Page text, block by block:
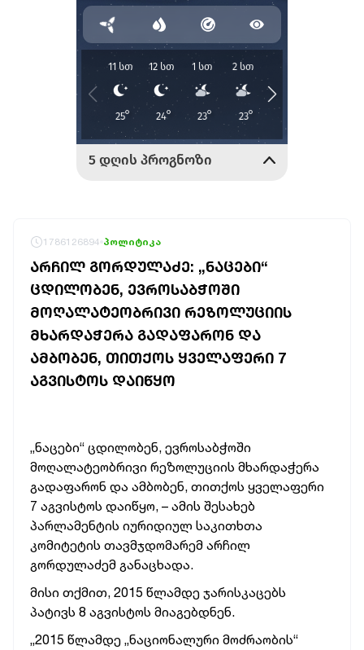
1786126894 პოლიტიკა
ᲐᲠᲩᲘᲚ ᲒᲝᲠᲓᲣᲚᲐᲫᲔ: „ᲜᲐᲪᲔᲑᲘ“
ᲪᲓᲘᲚᲝᲑᲔᲜ, ᲔᲕᲠᲝᲡᲐᲑᲭᲝᲨᲘ
ᲛᲝᲦᲐᲚᲐᲢᲔᲝᲑᲠᲘᲕᲘ ᲠᲔᲖᲝᲚᲣᲪᲘᲘᲡ
ᲛᲮᲐᲠᲓᲐᲭᲔᲠᲐ ᲒᲐᲓᲐᲤᲐᲠᲝᲜ ᲓᲐ
ᲐᲛᲑᲝᲑᲔᲜ, ᲗᲘᲗᲥᲝᲡ ᲧᲕᲔᲚᲐᲤᲔᲠᲘ 7
ᲐᲒᲕᲘᲡᲢᲝᲡ ᲓᲐᲘᲬᲧᲝ
„ნაცები“ ცდილობენ, ევროსაბჭოში
მოღალატეობრივი რეზოლუციის მხარდაჭერა
გადაფარონ და ამბობენ, თითქოს ყველაფერი
7 აგვისტოს დაიწყო, – ამის შესახებ
პარლამენტის იურიდიულ საკითხთა
კომიტეტის თავმჯდომარემ არჩილ
გორდულაძემ განაცხადა.
მისი თქმით, 2015 წლამდე ჯარისკაცებს
პატივს 8 აგვისტოს მიაგებდნენ.
„2015 წლამდე „ნაციონალური მოძრაობის“